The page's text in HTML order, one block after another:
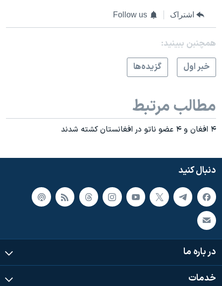
اشتراک Follow us
همچنبن ببینید:
خبر اول
گزيده‌ها
مطالب مرتبط
۴ افغان و ۴ عضو ناتو در افغانستان کشته شدند
دنبال کنید
در باره ما
خدمات